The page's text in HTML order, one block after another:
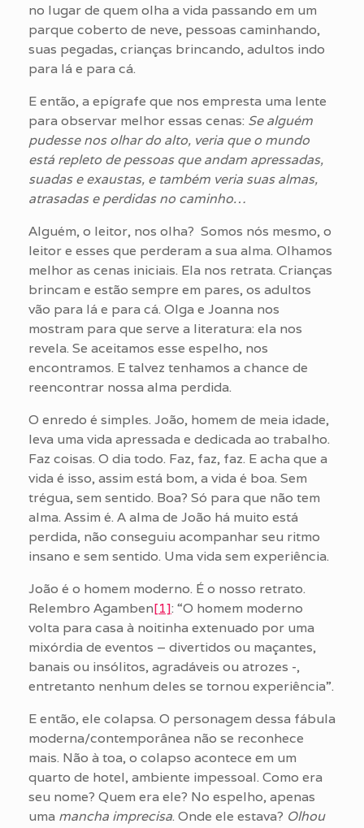
no lugar de quem olha a vida passando em um
parque coberto de neve, pessoas caminhando,
suas pegadas, crianças brincando, adultos indo
para lá e para cá.
E então, a epígrafe que nos empresta uma lente
para observar melhor essas cenas: Se alguém
pudesse nos olhar do alto, veria que o mundo
está repleto de pessoas que andam apressadas,
suadas e exaustas, e também veria suas almas,
atrasadas e perdidas no caminho…
Alguém, o leitor, nos olha? Somos nós mesmo, o
leitor e esses que perderam a sua alma. Olhamos
melhor as cenas iniciais. Ela nos retrata. Crianças
brincam e estão sempre em pares, os adultos
vão para lá e para cá. Olga e Joanna nos
mostram para que serve a literatura: ela nos
revela. Se aceitamos esse espelho, nos
encontramos. E talvez tenhamos a chance de
reencontrar nossa alma perdida.
O enredo é simples. João, homem de meia idade,
leva uma vida apressada e dedicada ao trabalho.
Faz coisas. O dia todo. Faz, faz, faz. E acha que a
vida é isso, assim está bom, a vida é boa. Sem
trégua, sem sentido. Boa? Só para que não tem
alma. Assim é. A alma de João há muito está
perdida, não conseguiu acompanhar seu ritmo
insano e sem sentido. Uma vida sem experiência.
João é o homem moderno. É o nosso retrato.
Relembro Agamben[1]: “O homem moderno
volta para casa à noitinha extenuado por uma
mixórdia de eventos – divertidos ou maçantes,
banais ou insólitos, agradáveis ou atrozes -,
entretanto nenhum deles se tornou experiência”.
E então, ele colapsa. O personagem dessa fábula
moderna/contemporânea não se reconhece
mais. Não à toa, o colapso acontece em um
quarto de hotel, ambiente impessoal. Como era
seu nome? Quem era ele? No espelho, apenas
uma mancha imprecisa. Onde ele estava? Olhou